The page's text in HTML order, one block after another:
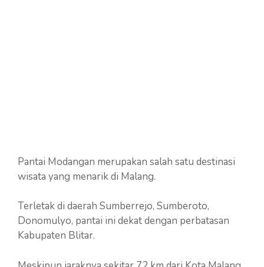
Pantai Modangan merupakan salah satu destinasi
wisata yang menarik di Malang.
Terletak di daerah Sumberrejo, Sumberoto,
Donomulyo, pantai ini dekat dengan perbatasan
Kabupaten Blitar.